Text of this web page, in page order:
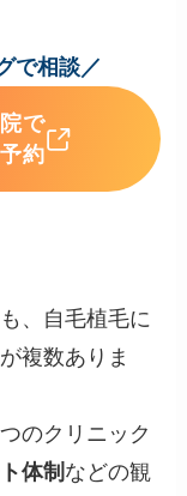
で相談／
で
約
、自毛植毛に
複数ありま
のクリニック
体制 などの観